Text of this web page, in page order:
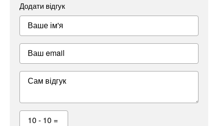
Додати відгук
Ваше ім'я
Ваш email
Сам відгук
10 - 10 =